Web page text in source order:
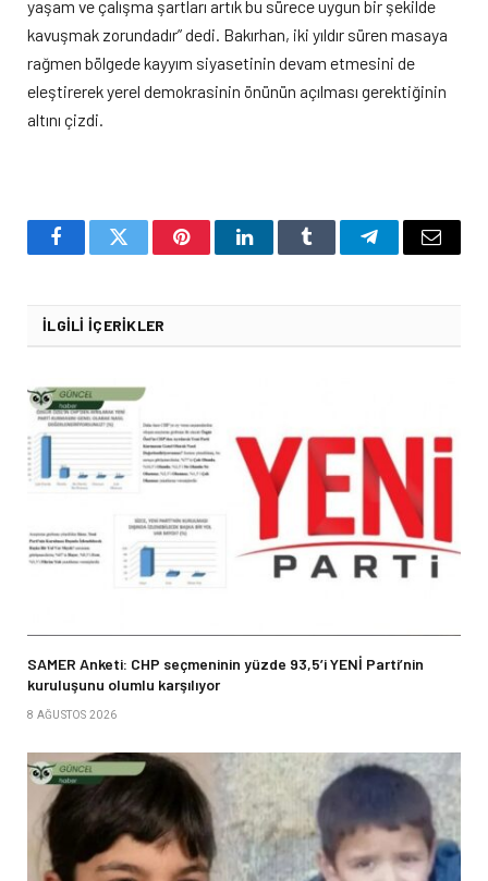
yaşam ve çalışma şartları artık bu sürece uygun bir şekilde
kavuşmak zorundadır” dedi. Bakırhan, iki yıldır süren masaya
rağmen bölgede kayyım siyasetinin devam etmesini de
eleştirerek yerel demokrasinin önünün açılması gerektiğinin
altını çizdi.
FacebookTwitter PinterestLinkedInTumblr TelegramEmail
İLGILI İÇERIKLER
SAMER Anketi: CHP seçmeninin yüzde 93,5’i YENİ Parti’nin
kuruluşunu olumlu karşılıyor
8 AĞUSTOS 2026